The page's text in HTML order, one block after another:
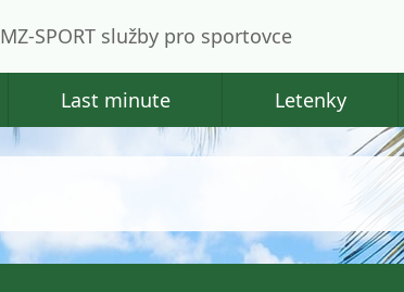
MZ-SPORT služby pro sportovce
Last minute Letenky